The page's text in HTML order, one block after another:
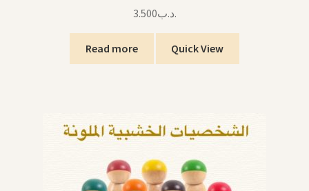
.د.ب3.500
Read more Quick View